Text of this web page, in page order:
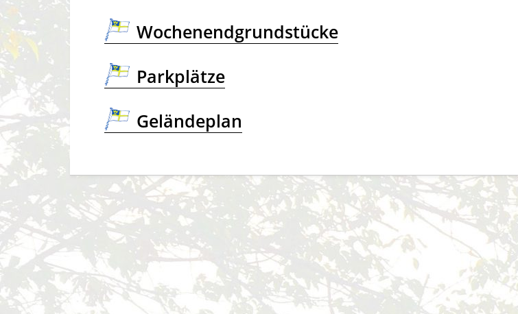
Wochenendgrundstücke
Parkplätze
Geländeplan